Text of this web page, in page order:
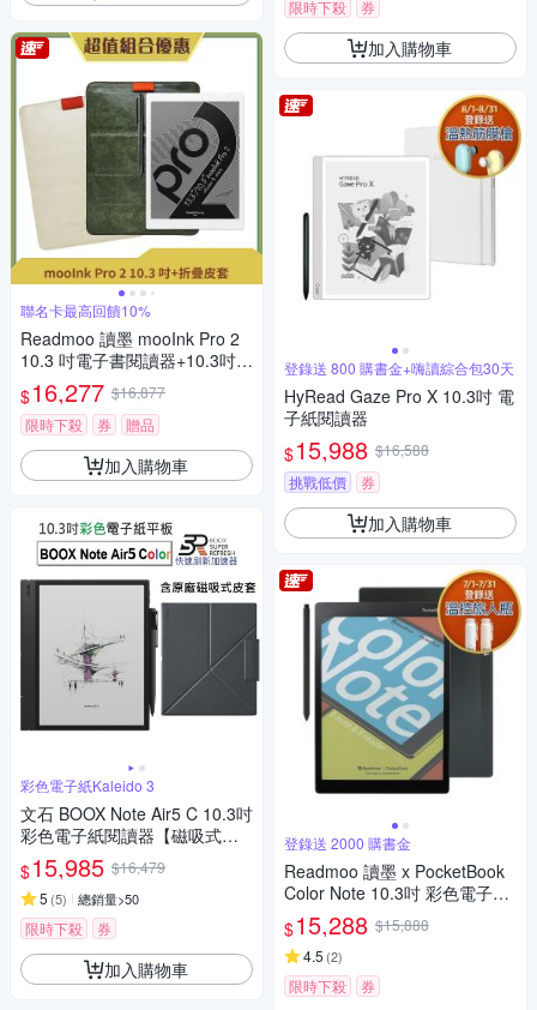
聯名卡最高回饋10%
Readmoo 讀墨 mooInk Pro 2
10.3 吋電子書閱讀器+10.3吋折
疊皮套 (組合)
$16,277 $16,877
限時下殺
券 贈品
加入購物車
彩色電子紙Kaleido 3
文石 BOOX Note Air5 C 10.3吋
彩色電子紙閱讀器【磁吸式皮
套組】
$15,985 $16,479
5 (5) 總銷量>50
限時下殺 券
加入購物車
限時下殺 券
加入購物車
登錄送 800 購書金+嗨讀綜合包30天
HyRead Gaze Pro X 10.3吋 電
子紙閱讀器
$15,988 $16,588
挑戰低價
券
加入購物車
登錄送 2000 購書金
Readmoo 讀墨 x PocketBook
Color Note 10.3吋 彩色電子書
閱讀器
$15,288 $15,888
4.5 (2)
限時下殺 券